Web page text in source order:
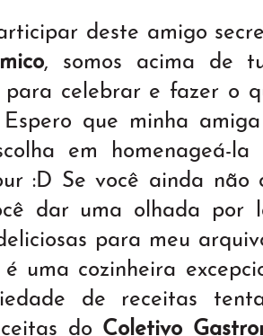
deste amigo
, somos acima de
para celebrar e fazer o
Espero que minha
em homenageá-
:D Se você ainda não
dar uma olhada por
para meu
é uma cozinheira
de receitas
do Coletivo